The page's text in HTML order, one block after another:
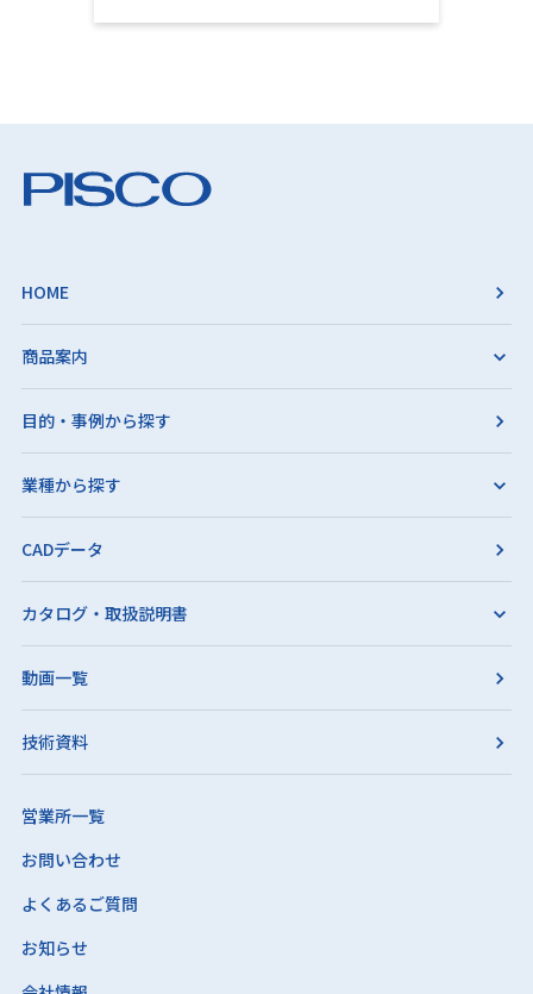
HOME
商品案内
目的・事例から探す
業種から探す
CADデータ
カタログ・取扱説明書
動画一覧
技術資料
営業所一覧
お問い合わせ
よくあるご質問
お知らせ